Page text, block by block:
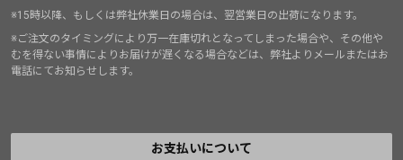
※15時以降、もしくは弊社休業日の場合は、翌営業日の出荷になります。
※ご注文のタイミングにより万一在庫切れとなってしまった場合や、その他や
むを得ない事情によりお届けが遅くなる場合などは、弊社よりメールまたはお
電話にてお知らせします。
お支払いについて